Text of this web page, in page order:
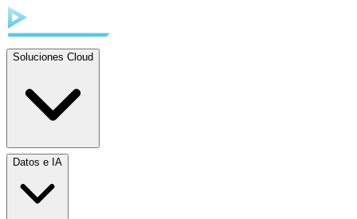
Soluciones Cloud
Datos e IA